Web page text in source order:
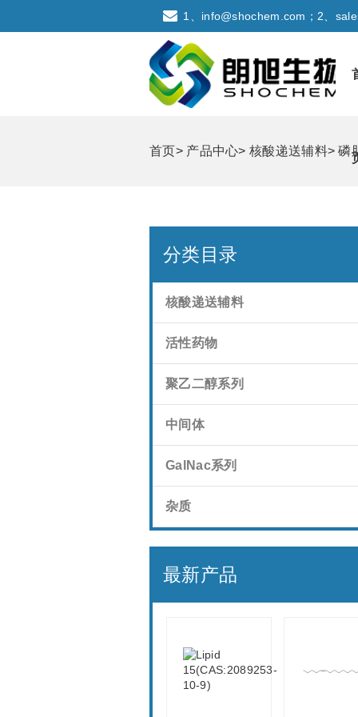
1、info@shochem.com；2、
首页> 产品中心>核酸递送辅料>磷
分类目录
核酸递送辅料
活性药物
聚乙二醇系列
中间体
GalNac系列
杂质
最新产品